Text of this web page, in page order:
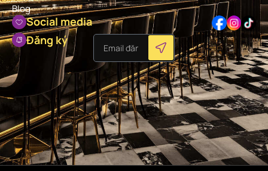
Blog
Social media
Đăng ký